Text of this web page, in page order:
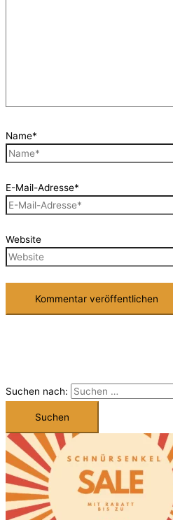
Name*
E-Mail-Adresse*
Website
Suchen nach: